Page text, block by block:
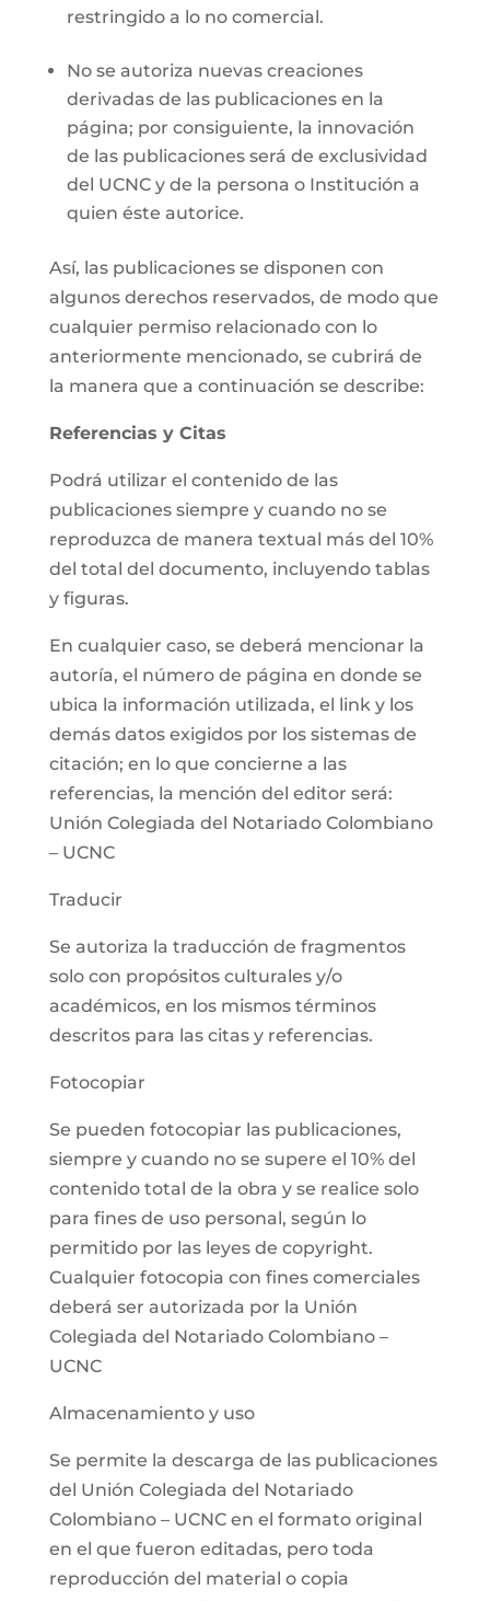
restringido a lo no comercial.
No se autoriza nuevas creaciones
derivadas de las publicaciones en la
página; por consiguiente, la innovación
de las publicaciones será de exclusividad
del UCNC y de la persona o Institución a
quien éste autorice.
Así, las publicaciones se disponen con
algunos derechos reservados, de modo que
cualquier permiso relacionado con lo
anteriormente mencionado, se cubrirá de
la manera que a continuación se describe:
Referencias y Citas
Podrá utilizar el contenido de las
publicaciones siempre y cuando no se
reproduzca de manera textual más del 10%
del total del documento, incluyendo tablas
y figuras.
En cualquier caso, se deberá mencionar la
autoría, el número de página en donde se
ubica la información utilizada, el link y los
demás datos exigidos por los sistemas de
citación; en lo que concierne a las
referencias, la mención del editor será:
Unión Colegiada del Notariado Colombiano
– UCNC
Traducir
Se autoriza la traducción de fragmentos
solo con propósitos culturales y/o
académicos, en los mismos términos
descritos para las citas y referencias.
Fotocopiar
Se pueden fotocopiar las publicaciones,
siempre y cuando no se supere el 10% del
contenido total de la obra y se realice solo
para fines de uso personal, según lo
permitido por las leyes de copyright.
Cualquier fotocopia con fines comerciales
deberá ser autorizada por la Unión
Colegiada del Notariado Colombiano –
UCNC
Almacenamiento y uso
Se permite la descarga de las publicaciones
del Unión Colegiada del Notariado
Colombiano – UCNC en el formato original
en el que fueron editadas, pero toda
reproducción del material o copia